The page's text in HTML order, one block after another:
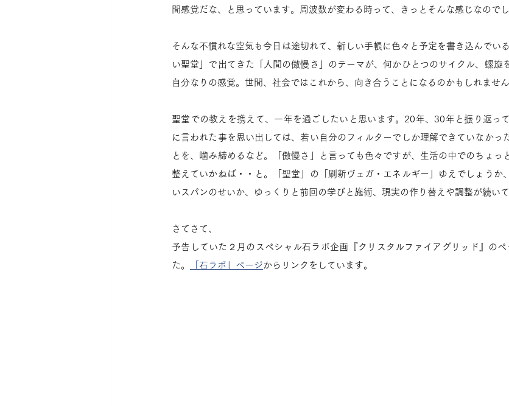
間感覚だな、と思っています。周波数が変わる時って、きっとそんな感じなのでし
そんな不慣れな空気も今日は途切れて、新しい手帳に色々と予定を書き込んでい
い聖堂」で出てきた「人間の傲慢さ」のテーマが、何かひとつのサイクル、螺旋
自分なりの感覚。世間、社会ではこれから、向き合うことになるのかもしれません
聖堂での教えを携えて、一年を過ごしたいと思います。20年、30年と振り返っ
に言われた事を思い出しては、若い自分のフィルターでしか理解できていなかっ
とを、噛み締めるなど。「傲慢さ」と言っても色々ですが、生活の中でのちょっ
整えていかねば・・と。「聖堂」の「刷新ヴェガ・エネルギー」ゆえでしょうか
いスパンのせいか、ゆっくりと前回の学びと施術、現実の作り替えや調整が続いて
さてさて、
予告していた２月のスペシャル石ラボ企画『クリスタルファイアグリッド』の
た。
「石ラボ」ページ からリンクをしています。